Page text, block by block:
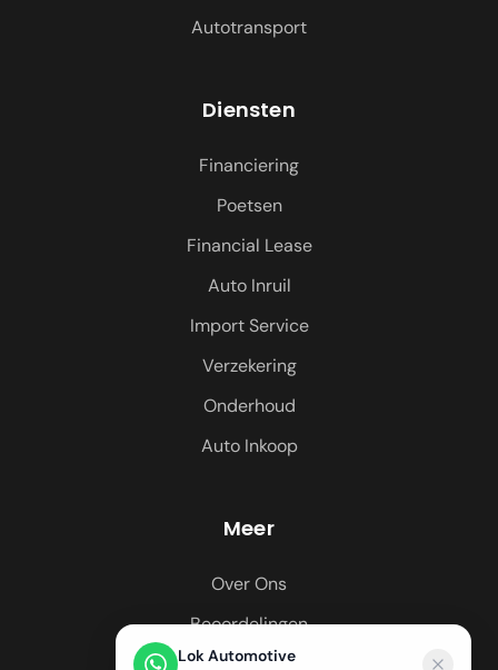
Autotransport
Diensten
Financiering
Poetsen
Financial Lease
Auto Inruil
Import Service
Verzekering
Onderhoud
Auto Inkoop
Meer
Over Ons
Beoordelingen
Regio's
Lok Automotive